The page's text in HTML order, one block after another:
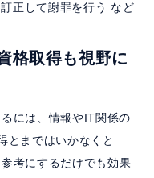
正して謝罪を行う など
格取得も視野に
には、情報やIT関係の
とまではいかなくと
考にするだけでも効果